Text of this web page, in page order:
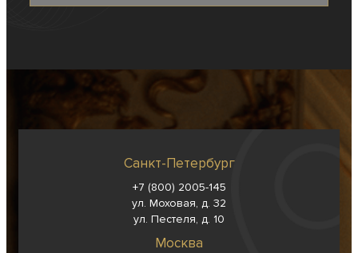
Санкт-Петербург
+7 (800) 2005-145
ул. Моховая, д. 32
ул. Пестеля, д. 10
Москва